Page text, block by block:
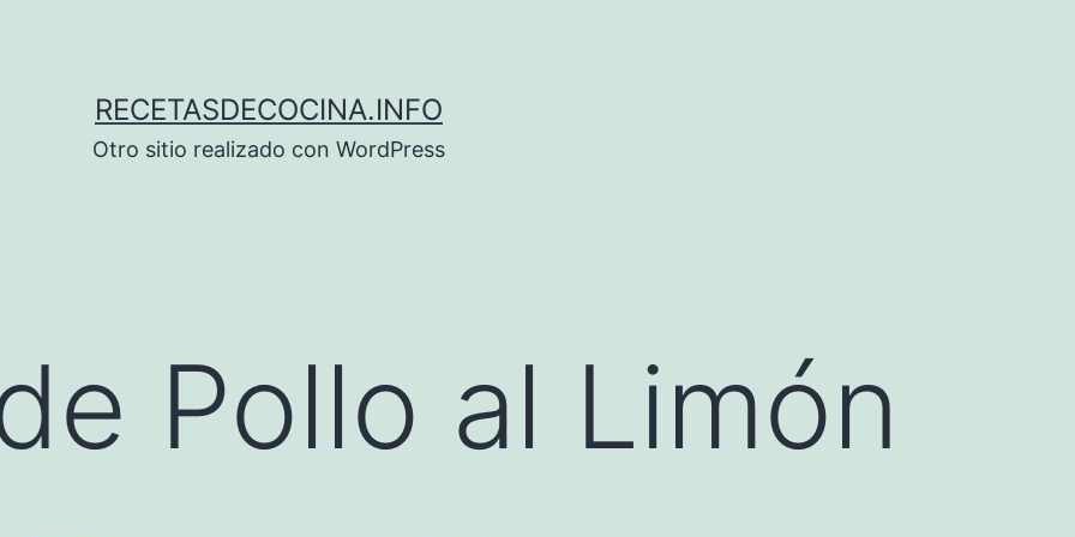
RECETASDECOCINA.INFO
Otro sitio realizado con WordPress
Pollo al Limón